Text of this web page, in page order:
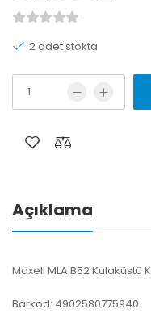
2 adet stokta
Açıklama
Maxell MLA B52 Kulaküstü
Barkod: 4902580775940